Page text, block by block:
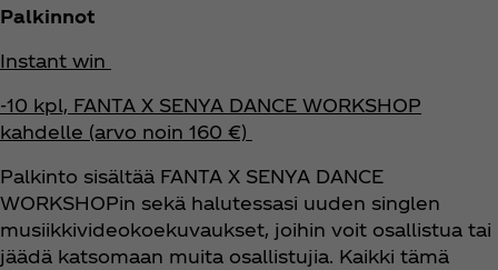
Palkinnot
Instant win
-10 kpl, FANTA X SENYA DANCE WORKSHOP
kahdelle (arvo noin 160 €)
Palkinto sisältää FANTA X SENYA DANCE
WORKSHOPin sekä halutessasi uuden singlen
musiikkivideokoekuvaukset, joihin voit osallistua tai
jäädä katsomaan muita osallistujia. Kaikki tämä